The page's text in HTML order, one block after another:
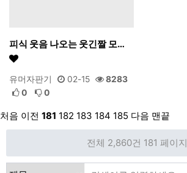
피식 웃음 나오는 웃긴짤 모…
유머자판기 02-15
8283
0
0
처음 이전 181 182 183 184 185 다음 맨끝
전체 2,860건 181 페이지